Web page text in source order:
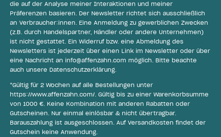
die auf der Analyse meiner Interaktionen und meiner
Präferenzen basieren. Der Newsletter richtet sich ausschließlich
an Verbraucher:innen. Eine Anmeldung zu gewerblichen Zwecken
(z.B. durch Handelspartner, Händler oder andere Unternehmen)
ist nicht gestattet. Ein Widerruf bzw. eine Abmeldung des
Newsletters ist jederzeit über einen Link im Newsletter oder über
eine Nachricht an info@affenzahn.com möglich. Bitte beachte
auch unsere Datenschutzerklärung.
*Gültig für 2 Wochen auf alle Bestellungen unter
https://www.affenzahn.com/. Gültig bis zu einer Warenkorbsumme
von 1000 €. Keine Kombination mit anderen Rabatten oder
Gutscheinen. Nur einmal einlösbar & nicht übertragbar.
Barauszahlung ist ausgeschlossen. Auf Versandkosten findet der
Gutschein keine Anwendung.